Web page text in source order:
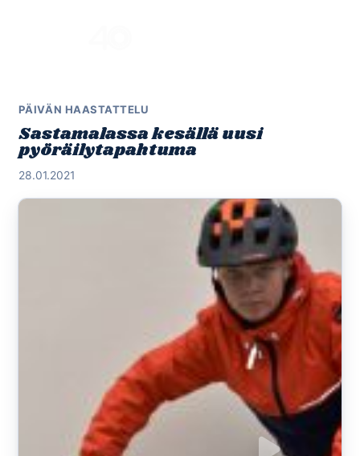
PÄIVÄN HAASTATTELU
Sastamalassa kesällä uusi
pyöräilytapahtuma
28.01.2021